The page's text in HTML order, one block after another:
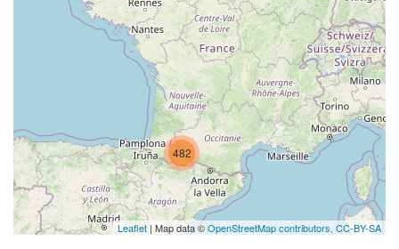
482
Leaflet | Map data ©OpenStreetMap contributors, CC-BY-SA